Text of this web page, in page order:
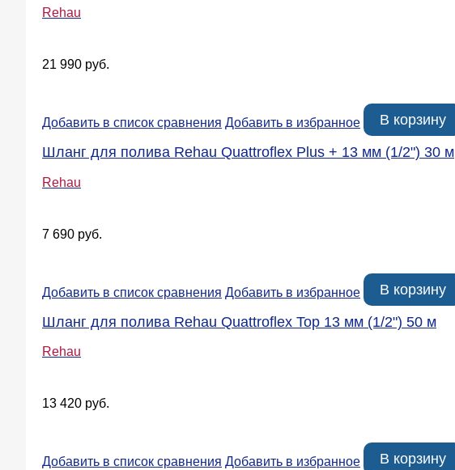
Rehau
21 990 руб.
Добавить в список сравнения Добавить в избранное В корзину
Шланг для полива Rehau Quattroflex Plus + 13 мм (1/2ʺ) 30 м
Rehau
7 690 руб.
Добавить в список сравнения Добавить в избранное В корзину
Шланг для полива Rehau Quattroflex Top 13 мм (1/2ʺ) 50 м
Rehau
13 420 руб.
Добавить в список сравнения Добавить в избранное В корзину